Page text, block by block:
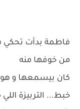
فاطمة بدأت تحكي
من خوفها منه
كان بيسمعها و
خبط... التربيزة